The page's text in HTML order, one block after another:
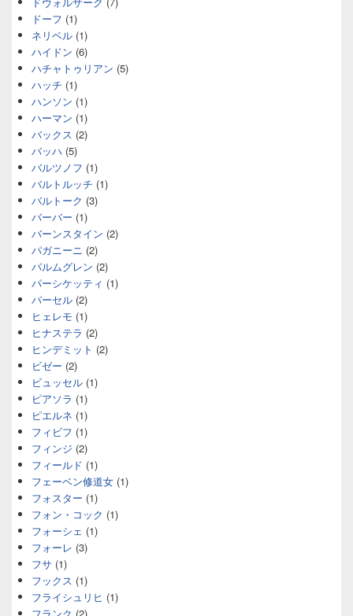
ドーフ (1)
ネリベル (1)
ハイドン (6)
ハチャトゥリアン (5)
ハッチ (1)
ハンソン (1)
ハーマン (1)
バックス (2)
バッハ (5)
バルツノフ (1)
バルトルッチ (1)
バルトーク (3)
バーバー (1)
バーンスタイン (2)
パガニーニ (2)
パルムグレン (2)
パーシケッティ (1)
パーセル (2)
ヒェレモ (1)
ヒナステラ (2)
ヒンデミット (2)
ビゼー (2)
ビュッセル (1)
ピアソラ (1)
ピエルネ (1)
フィビフ (1)
フィンジ (2)
フィールド (1)
フェーベン修道女 (1)
フォスター (1)
フォン・コック (1)
フォーシェ (1)
フォーレ (3)
フサ (1)
フックス (1)
フライシュリヒ (1)